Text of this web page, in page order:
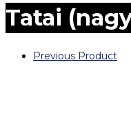
Tatai
Previous Product